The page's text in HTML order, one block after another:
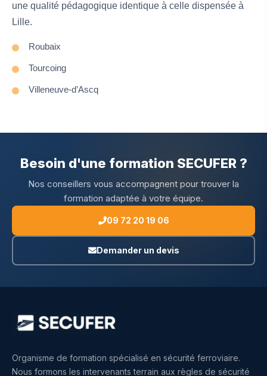
une qualité pédagogique identique à celle dispensée à
Lille.
Roubaix
Tourcoing
Villeneuve-d’Ascq
Besoin d'une formation SECUFER ?
Nos conseillers vous accompagnent pour trouver la
formation adaptée à votre équipe.
09 72 20 19 06
Demander un devis
Organisme de formation spécialisé en sécurité ferroviaire.
Nous formons les intervenants terrain aux règles de sécurité